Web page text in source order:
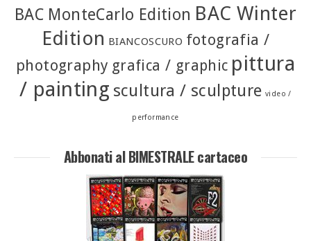
BAC MonteCarlo Edition BAC Winter
Edition BIANCOSCURO fotografia /
photography grafica / graphic pittura
/ painting scultura / sculpture video /
performance
Abbonati al BIMESTRALE cartaceo